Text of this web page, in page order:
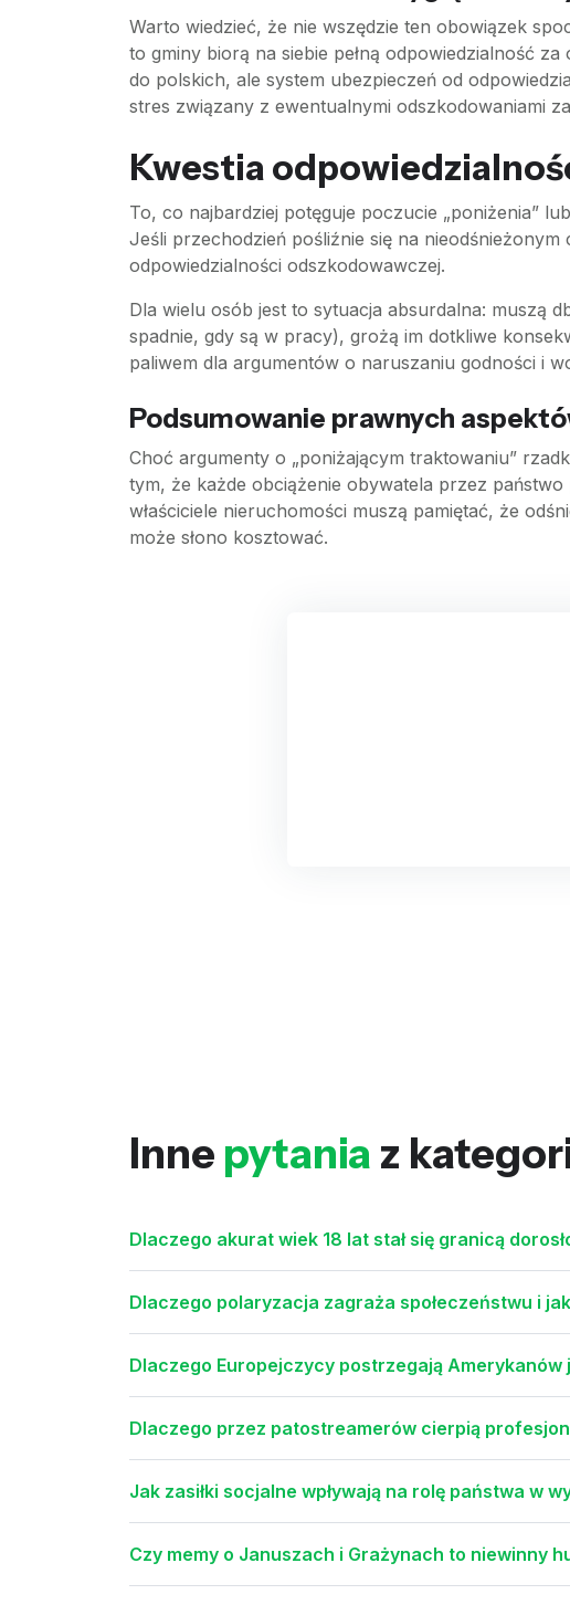
Warto wiedzieć, że nie wszędzie ten obowiązek
to gminy biorą na siebie pełną odpowiedzialność
do polskich, ale system ubezpieczeń od
stres związany z ewentualnymi odszkodowaniami
Kwestia
To, co najbardziej potęguje poczucie „poniżenia”
Jeśli przechodzień pośliźnie się na nieodśnieżonym
odpowiedzialności odszkodowawczej.
Dla wielu osób jest to sytuacja absurdalna: muszą
spadnie, gdy są w pracy), grożą im dotkliwe
paliwem dla argumentów o naruszaniu godności i
Podsumowanie prawnych
Choć argumenty o „poniżającym traktowaniu”
tym, że każde obciążenie obywatela przez
właściciele nieruchomości muszą pamiętać, że
może słono kosztować.
Inne pytania z
Dlaczego akurat wiek 18 lat stał się granicą
Dlaczego polaryzacja zagraża społeczeństwu i
Dlaczego Europejczycy postrzegają
Dlaczego przez patostreamerów cierpią
Jak zasiłki socjalne wpływają na rolę państwa w
Czy memy o Januszach i Grażynach to niewinny